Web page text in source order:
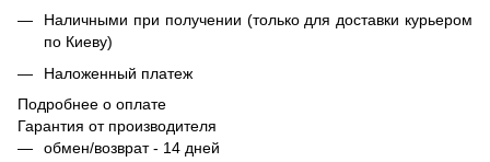
Наличными при получении (только для доставки курьером
по Киеву)
Наложенный платеж
Подробнее о оплате
Гарантия от производителя
обмен/возврат - 14 дней